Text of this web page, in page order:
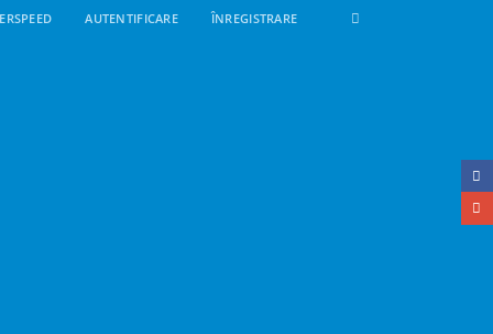
AUTENTIFICARE ÎNREGISTRARE